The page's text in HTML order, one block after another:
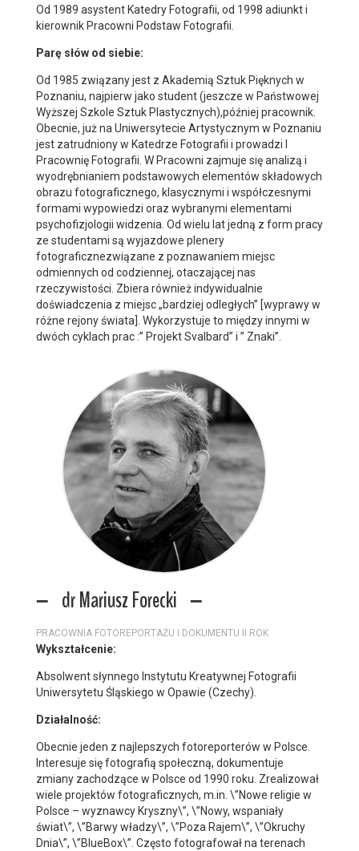
Od 1989 asystent Katedry Fotografii, od 1998 adiunkt i
kierownik Pracowni Podstaw Fotografii.
Parę słów od siebie:
Od 1985 związany jest z Akademią Sztuk Pięknych w
Poznaniu, najpierw jako student (jeszcze w Państwowej
Wyższej Szkole Sztuk Plastycznych),później pracownik.
Obecnie, już na Uniwersytecie Artystycznym w Poznaniu
jest zatrudniony w Katedrze Fotografii i prowadzi I
Pracownię Fotografii. W Pracowni zajmuje się analizą i
wyodrębnianiem podstawowych elementów składowych
obrazu fotograficznego, klasycznymi i współczesnymi
formami wypowiedzi oraz wybranymi elementami
psychofizjologii widzenia. Od wielu lat jedną z form pracy
ze studentami są wyjazdowe plenery
fotograficznezwiązane z poznawaniem miejsc
odmiennych od codziennej, otaczającej nas
rzeczywistości. Zbiera również indywidualnie
doświadczenia z miejsc „bardziej odległych” [wyprawy w
różne rejony świata]. Wykorzystuje to między innymi w
dwóch cyklach prac :” Projekt Svalbard” i ” Znaki”.
dr Mariusz Forecki
PRACOWNIA FOTOREPORTAŻU I DOKUMENTU II ROK
Wykształcenie:
Absolwent słynnego Instytutu Kreatywnej Fotografii
Uniwersytetu Śląskiego w Opawie (Czechy).
Działalność:
Obecnie jeden z najlepszych fotoreporterów w Polsce.
Interesuje się fotografią społeczną, dokumentuje
zmiany zachodzące w Polsce od 1990 roku. Zrealizował
wiele projektów fotograficznych, m.in. \”Nowe religie w
Polsce – wyznawcy Kryszny\”, \”Nowy, wspaniały
świat\”, \”Barwy władzy\”, \”Poza Rajem\”, \”Okruchy
Dnia\”, \”BlueBox\”. Często fotografował na terenach